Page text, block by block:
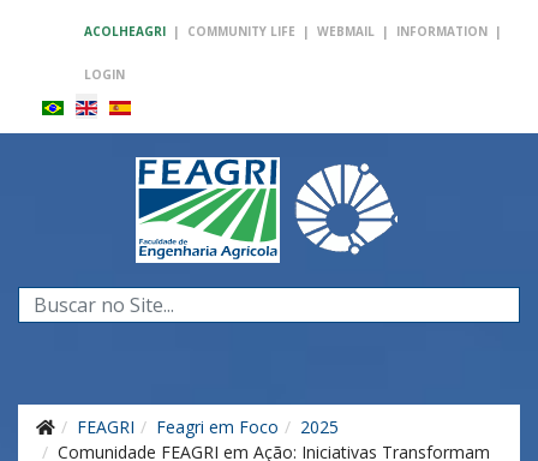
ACOLHEAGRI | COMMUNITY LIFE | WEBMAIL | INFORMATION |
LOGIN
Search
...
FEAGRI Feagri em Foco
2025
Comunidade FEAGRI em Ação: Iniciativas Transformam